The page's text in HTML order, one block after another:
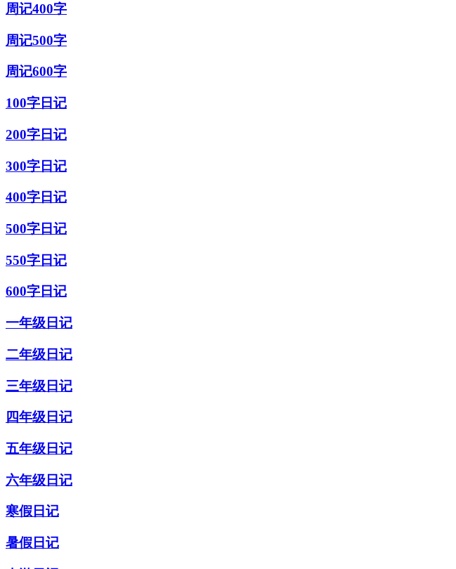
周记400字
周记500字
周记600字
100字日记
200字日记
300字日记
400字日记
500字日记
550字日记
600字日记
一年级日记
二年级日记
三年级日记
四年级日记
五年级日记
六年级日记
寒假日记
暑假日记